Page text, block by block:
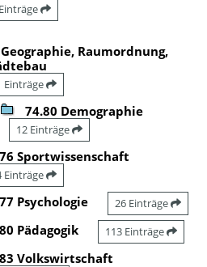
Raumordnung,
Einträge
74.80 Demographie
12 Einträge
76 Sportwissenschaft
Einträge
77 Psychologie 26 Einträge
80 Pädagogik 113 Einträge
83 Volkswirtschaft